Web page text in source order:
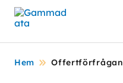
Hoppa
till
Hem Offertförfrågan